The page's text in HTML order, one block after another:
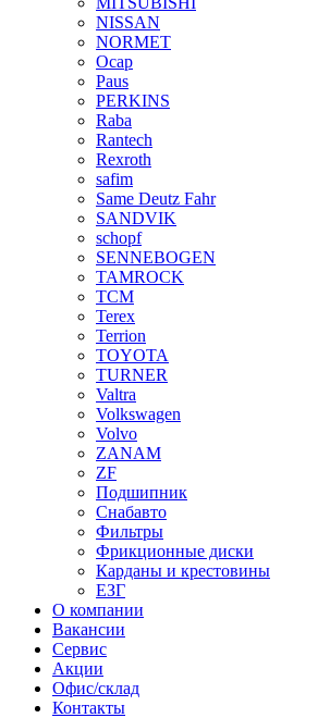
NISSAN
NORMET
Ocap
Paus
PERKINS
Raba
Rantech
Rexroth
safim
Same Deutz Fahr
SANDVIK
schopf
SENNEBOGEN
TAMROCK
TCM
Terex
Terrion
TOYOTA
TURNER
Valtra
Volkswagen
Volvo
ZANAM
ZF
Подшипник
Снабавто
Фильтры
Фрикционные диски
Карданы и крестовины
ЕЗГ
О компании
Вакансии
Сервис
Акции
Офис/склад
Контакты